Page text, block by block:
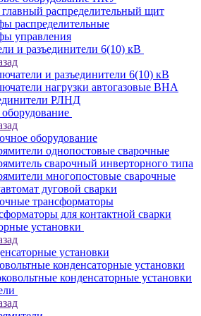
распределительный щит
распределительные
управления
и разъединители 6(10) кВ
и разъединители 6(10) кВ
нагрузки автогазовые ВНА
РЛНД
оборудование
однопостовые сварочные
сварочный инверторного типа
многопостовые сварочные
дуговой сварки
трансформаторы
для контактной сварки
установки
установки
конденсаторные установки
конденсаторные установки